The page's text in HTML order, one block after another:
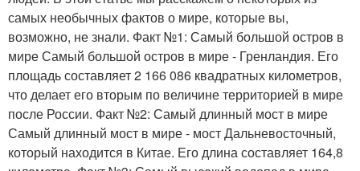
самых необычных фактов о мире, которые вы,
возможно, не знали. Факт №1: Самый большой остров в
мире Самый большой остров в мире - Гренландия. Его
площадь составляет 2 166 086 квадратных километров,
что делает его вторым по величине территорией в мире
после России. Факт №2: Самый длинный мост в мире
Самый длинный мост в мире - мост Дальневосточный,
который находится в Китае. Его длина составляет 164,8